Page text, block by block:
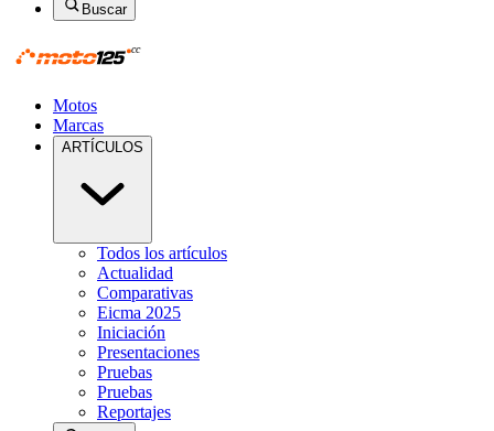
Buscar
Motos
Marcas
ARTÍCULOS
Todos los artículos
Actualidad
Comparativas
Eicma 2025
Iniciación
Presentaciones
Pruebas
Pruebas
Reportajes